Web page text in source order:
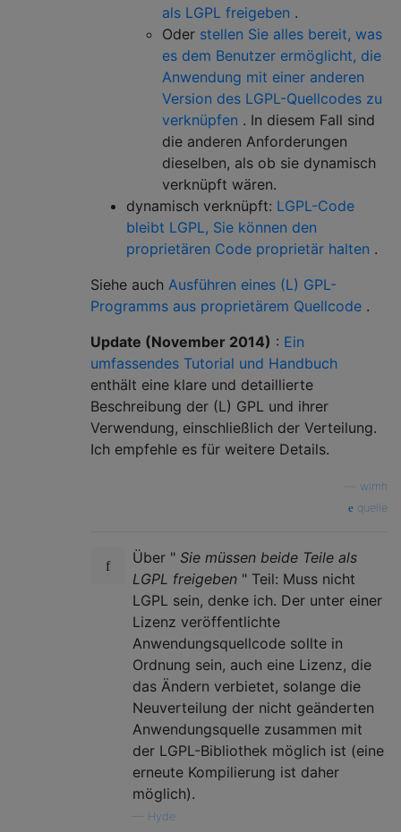
als LGPL freigeben .
Oder stellen Sie alles bereit, was
es dem Benutzer ermöglicht, die
Anwendung mit einer anderen
Version des LGPL-Quellcodes zu
verknüpfen . In diesem Fall sind
die anderen Anforderungen
dieselben, als ob sie dynamisch
verknüpft wären.
dynamisch verknüpft: LGPL-Code
bleibt LGPL, Sie können den
proprietären Code proprietär halten .
Siehe auch Ausführen eines (L) GPL-
Programms aus proprietärem Quellcode .
Update (November 2014) : Ein
umfassendes Tutorial und Handbuch
enthält eine klare und detaillierte
Beschreibung der (L) GPL und ihrer
Verwendung, einschließlich der Verteilung.
Ich empfehle es für weitere Details.
wimh
quelle
Über " Sie müssen beide Teile als
LGPL freigeben " Teil: Muss nicht
LGPL sein, denke ich. Der unter einer
Lizenz veröffentlichte
Anwendungsquellcode sollte in
Ordnung sein, auch eine Lizenz, die
das Ändern verbietet, solange die
Neuverteilung der nicht geänderten
Anwendungsquelle zusammen mit
der LGPL-Bibliothek möglich ist (eine
erneute Kompilierung ist daher
möglich).
Hyde